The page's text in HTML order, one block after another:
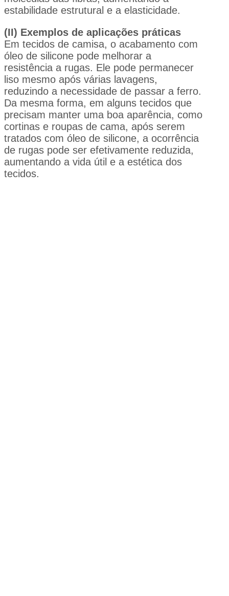
estabilidade estrutural e a elasticidade.
(II) Exemplos de aplicações práticas
Em tecidos de camisa, o acabamento com
óleo de silicone pode melhorar a
resistência a rugas. Ele pode permanecer
liso mesmo após várias lavagens,
reduzindo a necessidade de passar a ferro.
Da mesma forma, em alguns tecidos que
precisam manter uma boa aparência, como
cortinas e roupas de cama, após serem
tratados com óleo de silicone, a ocorrência
de rugas pode ser efetivamente reduzida,
aumentando a vida útil e a estética dos
tecidos.